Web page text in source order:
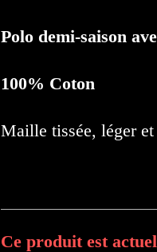
Polo demi-saison
100% Coton
Maille tissée, léger
Ce produit est